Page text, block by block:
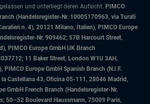
und unterliegt deren Aufsicht. PIMCO
(Handelsregister-Nr. 10005170963, via Turati
n. 4), 20121 Milano, Italien), PIMCO Europe
Nr. 909462; 57B Harcourt Street,
PIMCO Europe GmbH UK Branch
11 Baker Street, London W1U 3AH,
PIMCO Europe GmbH Spanish Branch (N.I.F.
Castellana 43, Oficina 05-111, 28046 Madrid,
GmbH French Branch (Handelsregister-Nr.
50–52 Boulevard Haussmann, 75009 Paris,